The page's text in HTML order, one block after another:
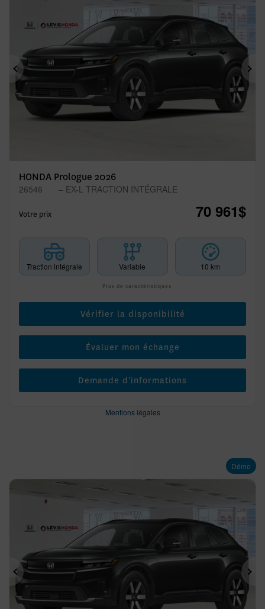
Précédent
HONDA Prologue 2026
26546 – EX-L TRACTION INTÉGRALE
Votre prix 70 961$
Traction intégrale Variable 10 km
Plus de caractéristiques
Vérifier la disponibilité
Évaluer mon échange
Demande d'informations
Mentions légales
Démo
Précédent